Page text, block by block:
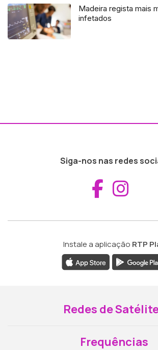
Madeira regista mais
infetados
Siga-nos nas redes
Instale a aplicação RTP
Redes de
Frequências